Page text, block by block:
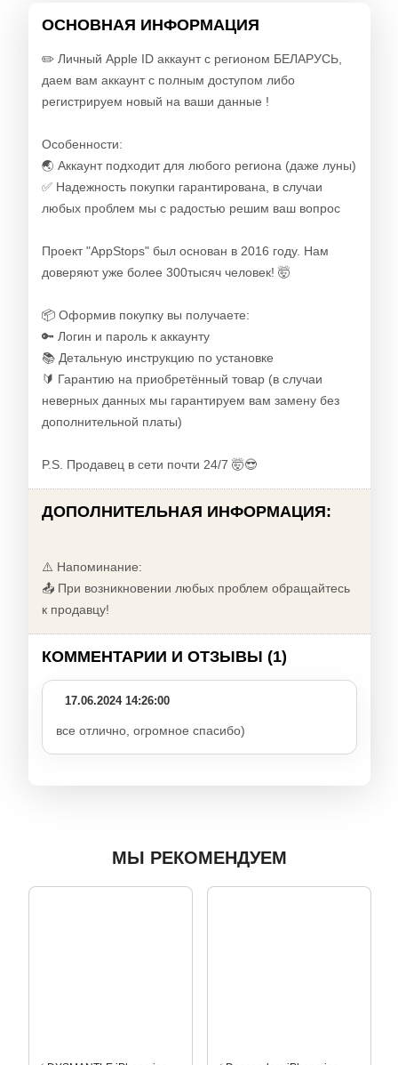
ОСНОВНАЯ ИНФОРМАЦИЯ
✏️ Личный Apple ID аккаунт с регионом БЕЛАРУСЬ,
даем вам аккаунт с полным доступом либо
регистрируем новый на ваши данные !
Особенности:
🌏 Аккаунт подходит для любого региона (даже луны)
✅ Надежность покупки гарантирована, в случаи
любых проблем мы с радостью решим ваш вопрос
Проект "AppStops" был основан в 2016 году. Нам
доверяют уже более 300тысяч человек! 🤯
📦 Оформив покупку вы получаете:
🔑 Логин и пароль к аккаунту
📚 Детальную инструкцию по установке
🔰 Гарантию на приобретённый товар (в случаи
неверных данных мы гарантируем вам замену без
дополнительной платы)
P.S. Продавец в сети почти 24/7 🤯😎
ДОПОЛНИТЕЛЬНАЯ ИНФОРМАЦИЯ:
⚠️ Напоминание:
📤 При возникновении любых проблем обращайтесь
к продавцу!
КОММЕНТАРИИ И ОТЗЫВЫ (1)
17.06.2024 14:26:00
все отлично, огромное спасибо)
МЫ РЕКОМЕНДУЕМ